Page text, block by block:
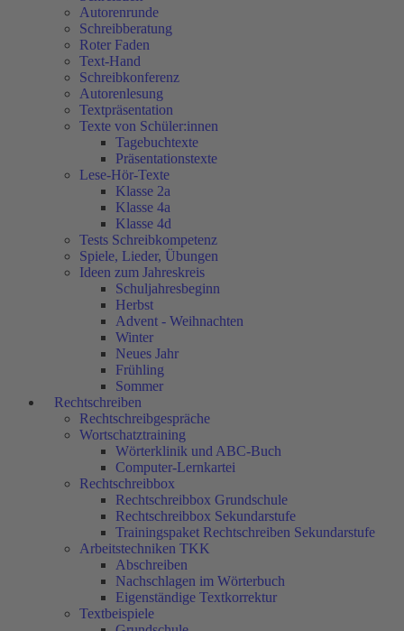
Autorenrunde
Schreibberatung
Roter Faden
Text-Hand
Schreibkonferenz
Autorenlesung
Textpräsentation
Texte von Schüler:innen
Tagebuchtexte
Präsentationstexte
Lese-Hör-Texte
Klasse 2a
Klasse 4a
Klasse 4d
Tests Schreibkompetenz
Spiele, Lieder, Übungen
Ideen zum Jahreskreis
Schuljahresbeginn
Herbst
Advent - Weihnachten
Winter
Neues Jahr
Frühling
Sommer
Rechtschreiben
Rechtschreibgespräche
Wortschatztraining
Wörterklinik und ABC-Buch
Computer-Lernkartei
Rechtschreibbox
Rechtschreibbox Grundschule
Rechtschreibbox Sekundarstufe
Trainingspaket Rechtschreiben Sekundarstufe
Arbeitstechniken TKK
Abschreiben
Nachschlagen im Wörterbuch
Eigenständige Textkorrektur
Textbeispiele